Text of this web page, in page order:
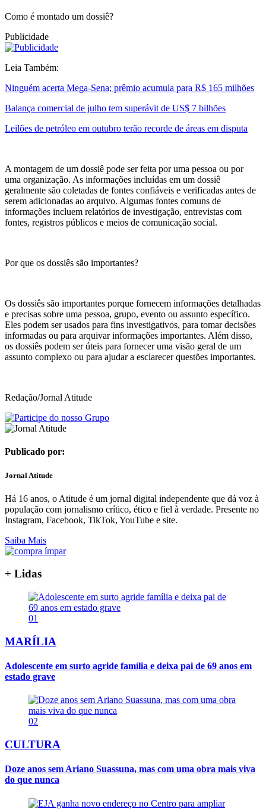
Como é montado um dossiê?
Publicidade
Leia Também:
Ninguém acerta Mega-Sena; prêmio acumula para R$ 165 milhões
Balança comercial de julho tem superávit de US$ 7 bilhões
Leilões de petróleo em outubro terão recorde de áreas em disputa
A montagem de um dossiê pode ser feita por uma pessoa ou por
uma organização. As informações incluídas em um dossiê
geralmente são coletadas de fontes confiáveis e verificadas antes de
serem adicionadas ao arquivo. Algumas fontes comuns de
informações incluem relatórios de investigação, entrevistas com
fontes, registros públicos e meios de comunicação social.
Por que os dossiês são importantes?
Os dossiês são importantes porque fornecem informações detalhadas
e precisas sobre uma pessoa, grupo, evento ou assunto específico.
Eles podem ser usados para fins investigativos, para tomar decisões
informadas ou para arquivar informações importantes. Além disso,
os dossiês podem ser úteis para fornecer uma visão geral de um
assunto complexo ou para ajudar a esclarecer questões importantes.
Redação/Jornal Atitude
Publicado por:
Jornal Atitude
Há 16 anos, o Atitude é um jornal digital independente que dá voz à
população com jornalismo crítico, ético e fiel à verdade. Presente no
Instagram, Facebook, TikTok, YouTube e site.
Saiba Mais
+ Lidas
01
MARÍLIA
Adolescente em surto agride família e deixa pai de 69 anos em
estado grave
02
CULTURA
Doze anos sem Ariano Suassuna, mas com uma obra mais viva
do que nunca